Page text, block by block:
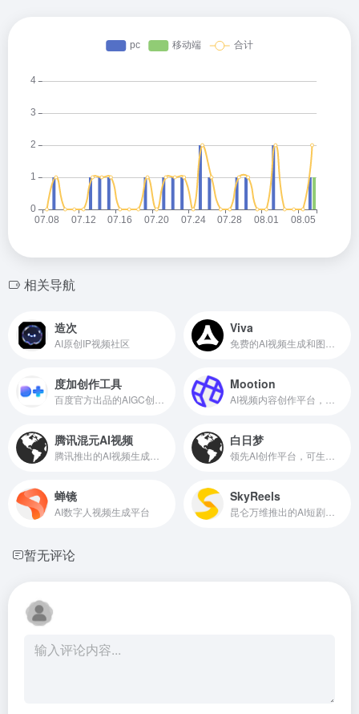
相关导航
造次
AI原创IP视频社区
Viva
度加创作工具 Mootion
腾讯混元AI视频 白日梦
蝉镜
AI数字人视频生成平台
SkyReels
暂无评论